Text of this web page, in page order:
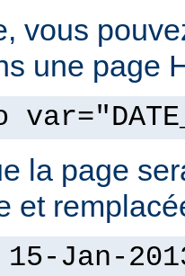
vous
une page
la page
et
Jan-